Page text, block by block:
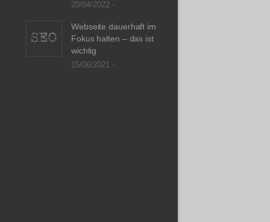
20/04/2022 -
Webseite dauerhaft im
Fokus halten – das ist
wichtig
15/06/2021 -